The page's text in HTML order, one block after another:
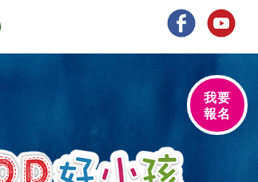
我要
報名